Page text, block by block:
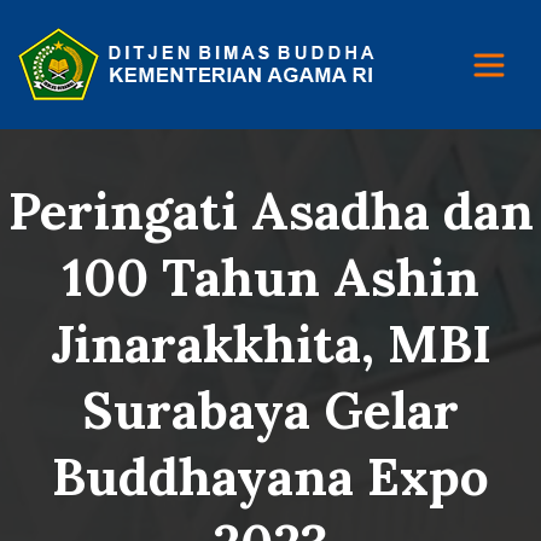
Peringati Asadha dan
100 Tahun Ashin
Jinarakkhita, MBI
Surabaya Gelar
Buddhayana Expo